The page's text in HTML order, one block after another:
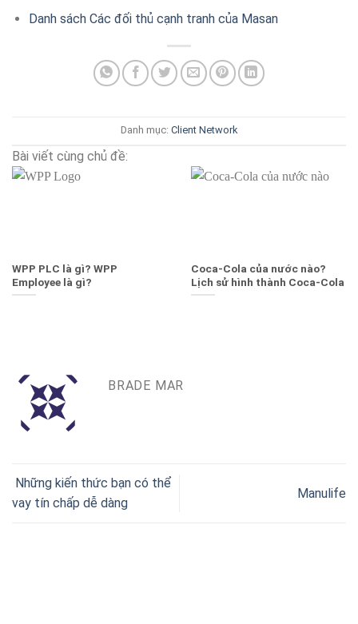
Danh sách Các đối thủ cạnh tranh của Masan
Danh mục: Client Network
Bài viết cùng chủ đề:
WPP PLC là gì? WPP
Employee là gì?
Coca-Cola của nước nào?
Lịch sử hình thành Coca-Cola
BRADE MAR
Những kiến thức bạn có thể
vay tín chấp dễ dàng
Manulife